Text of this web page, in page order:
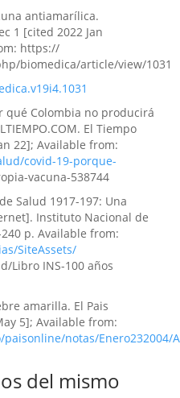
antiamarílica.
1 [cited 2022 Jan
https://
biomedica/article/view/1031
qué Colombia no producirá
El Tiempo
22]; Available from:
covid-19-porque-
vacuna-538744
Salud 1917-197: Una
Instituto Nacional de
p. Available from:
SiteAssets/
Libro INS-100 años
amarilla. El Pais
5]; Available from:
notas/Enero232004/
del mismo